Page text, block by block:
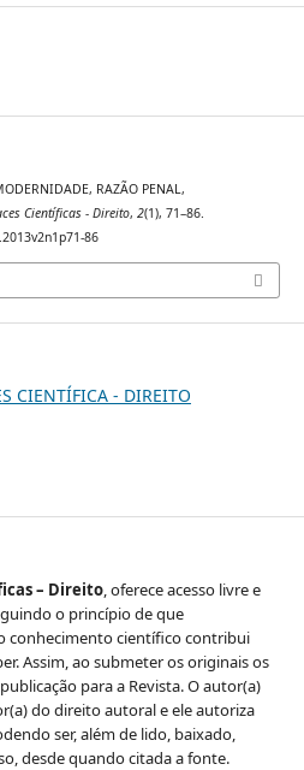
RAZÃO PENAL,
Científicas - Direito, 2(1), 71–86.
86
CIENTÍFICA - DIREITO
– Direito, oferece acesso livre e
o princípio de que
conhecimento científico contribui
Assim, ao submeter os originais os
para a Revista. O autor(a)
do direito autoral e ele autoriza
ser, além de lido, baixado,
desde quando citada a fonte.